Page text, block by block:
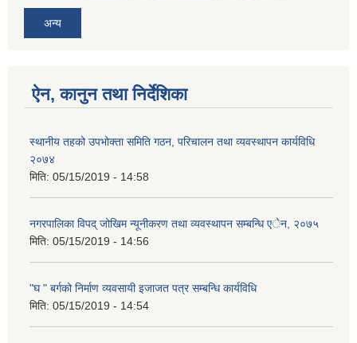
अन्य
ऐन, कानुन तथा निर्देशिका
स्थानीय तहको उपभोक्ता समिति गठन, परिचालन तथा व्यवस्थापन कार्यविधि
२०७४
मिति: 05/15/2019 - 14:58
नगरपालिका विपद् जोखिम न्यूनीकरण तथा व्यवस्थापन सम्बन्धि एेन, २०७५
मिति: 05/15/2019 - 14:56
"घ " बर्गको निर्माण व्यवसायी इजाजत पत्र सम्बन्धि कार्यविधि
मिति: 05/15/2019 - 14:54